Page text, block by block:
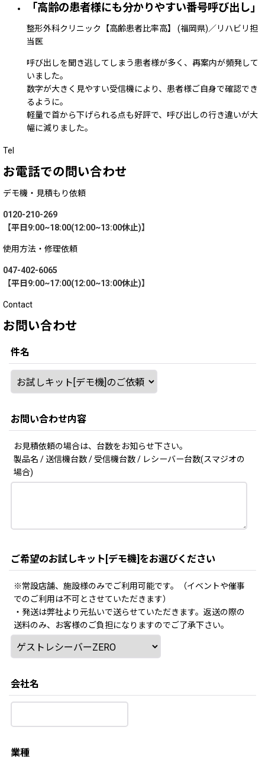
「高齢の患者様にも分かりやすい番号呼び出し」
整形外科クリニック【高齢患者比率高】 (福岡県)／リハビリ担
当医
呼び出しを聞き逃してしまう患者様が多く、再案内が頻発して
いました。
数字が大きく見やすい受信機により、患者様ご自身で確認でき
るように。
軽量で首から下げられる点も好評で、呼び出しの行き違いが大
幅に減りました。
Tel
お電話での問い合わせ
デモ機・見積もり依頼
0120-210-269
【平日9:00~18:00(12:00~13:00休止)】
使用方法・修理依頼
047-402-6065
【平日9:00~17:00(12:00~13:00休止)】
Contact
お問い合わせ
件名
お問い合わせ内容
お見積依頼の場合は、台数をお知らせ下さい。
製品名 / 送信機台数 / 受信機台数 / レシーバー台数(スマジオの
場合)
ご希望のお試しキット[デモ機]をお選びください
※常設店舗、施設様のみでご利用可能です。（イベントや催事
でのご利用は不可とさせていただきます）
・発送は弊社より元払いで送らせていただきます。返送の際の
送料のみ、お客様のご負担になりますのでご了承下さい。
会社名
業種